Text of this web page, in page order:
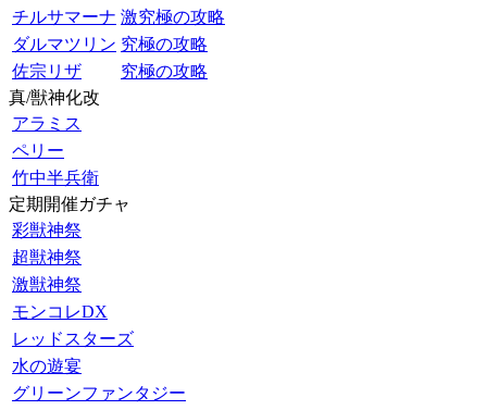
チルサマーナ 激究極の攻略
ダルマツリン 究極の攻略
佐宗リザ
究極の攻略
真/獣神化改
アラミス
ペリー
竹中半兵衛
定期開催ガチャ
彩獣神祭
超獣神祭
激獣神祭
モンコレDX
レッドスターズ
水の遊宴
グリーンファンタジー